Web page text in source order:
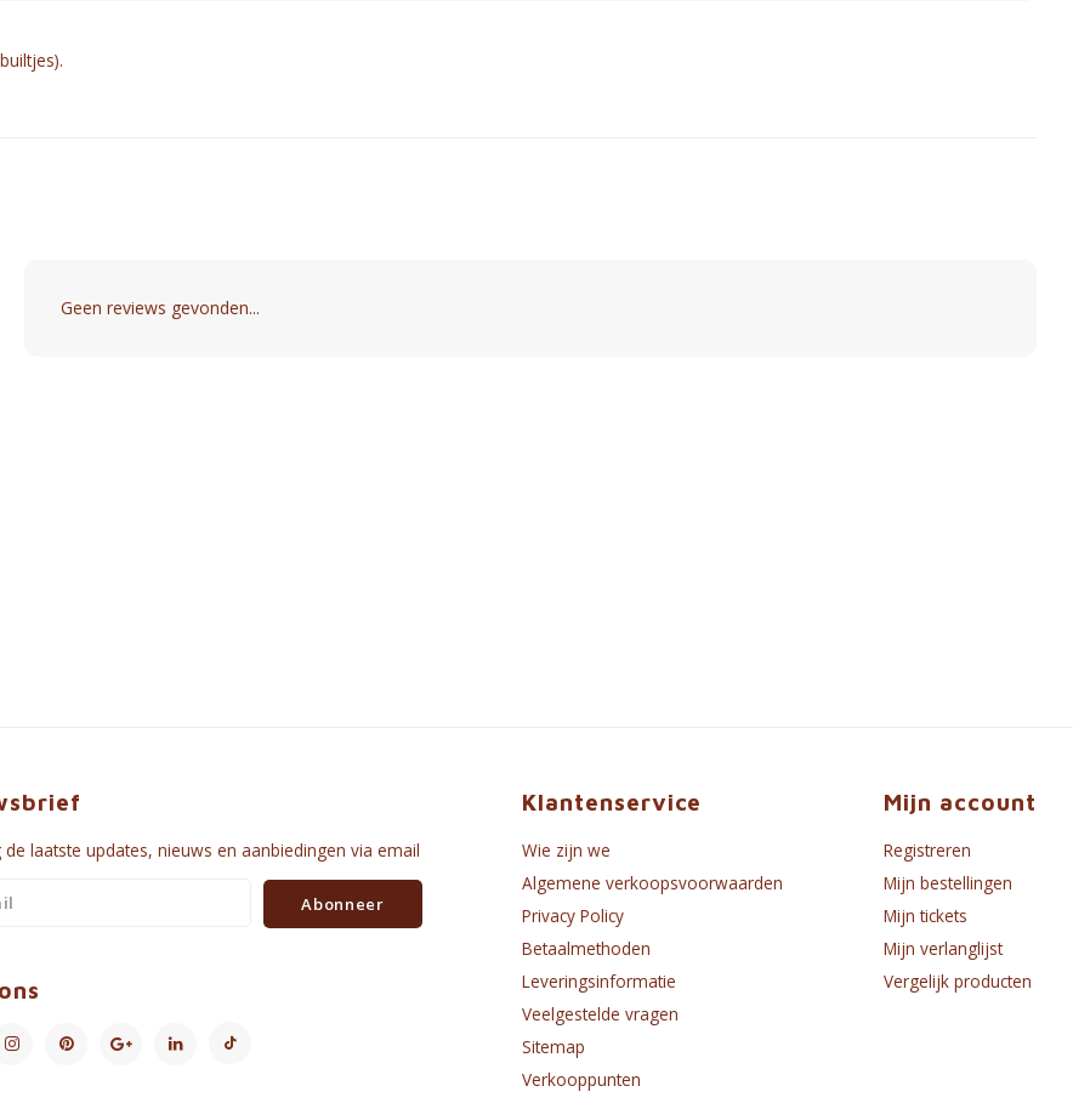
Geen reviews gevonden...
de laatste updates, nieuws en aanbiedingen via email
Abonneer
Klantenservice
Wie zijn we
Algemene verkoopsvoorwaarden
Privacy Policy
Betaalmethoden
Leveringsinformatie
Veelgestelde vragen
Sitemap
Verkooppunten
Mijn account
Registreren
Mijn bestellingen
Mijn tickets
Mijn verlanglijst
Vergelijk producten